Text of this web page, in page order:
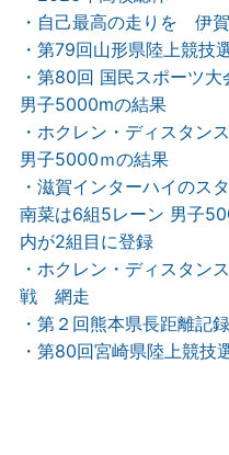
・自己最高の走りを 伊
・第79回山形県陸上競
・第80回 国民スポーツ
男子5000mの結果
・ホクレン・ディスタン
男子5000ｍの結果
・滋賀インターハイのス
南菜は6組5レーン 男子
内が2組目に登録
・ホクレン・ディスタン
戦 網走
・第２回熊本県長距離
・第80回宮崎県陸上競